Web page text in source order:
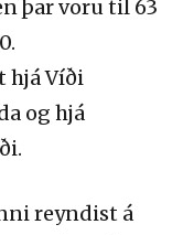
þar voru til 63
hjá Víði
og hjá
reyndist á